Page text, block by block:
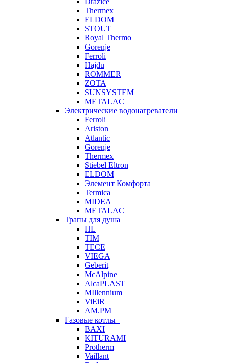
Thermex
ELDOM
STOUT
Royal Thermo
Gorenje
Ferroli
Hajdu
ROMMER
ZOTA
SUNSYSTEM
METALAC
Электрические водонагреватели
Ferroli
Ariston
Atlantic
Gorenje
Thermex
Stiebel Eltron
ELDOM
Элемент Комфорта
Termica
MIDEA
METALAC
Трапы для душа
HL
TIM
TECE
VIEGA
Geberit
McAlpine
AlcaPLAST
MIllennium
ViEiR
AM.PM
Газовые котлы
BAXI
KITURAMI
Protherm
Vaillant